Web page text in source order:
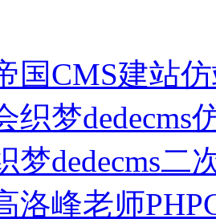
国CMS建站
织梦dedecms
梦dedecms二
洛峰老师